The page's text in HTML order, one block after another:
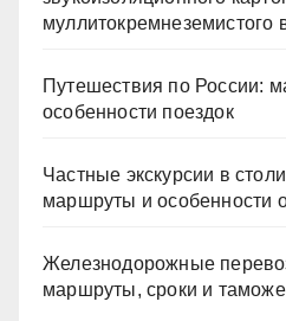
муллитокремнеземистого
Путешествия по России:
особенности поездок
Частные экскурсии в
маршруты и особенности
Железнодорожные
маршруты, сроки и